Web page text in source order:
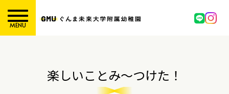
MENU
楽しいことみ～つけた！